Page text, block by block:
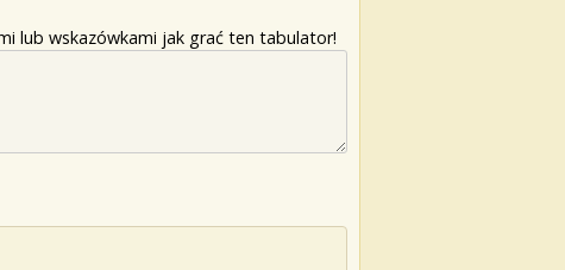
lub wskazówkami jak grać ten tabulator!